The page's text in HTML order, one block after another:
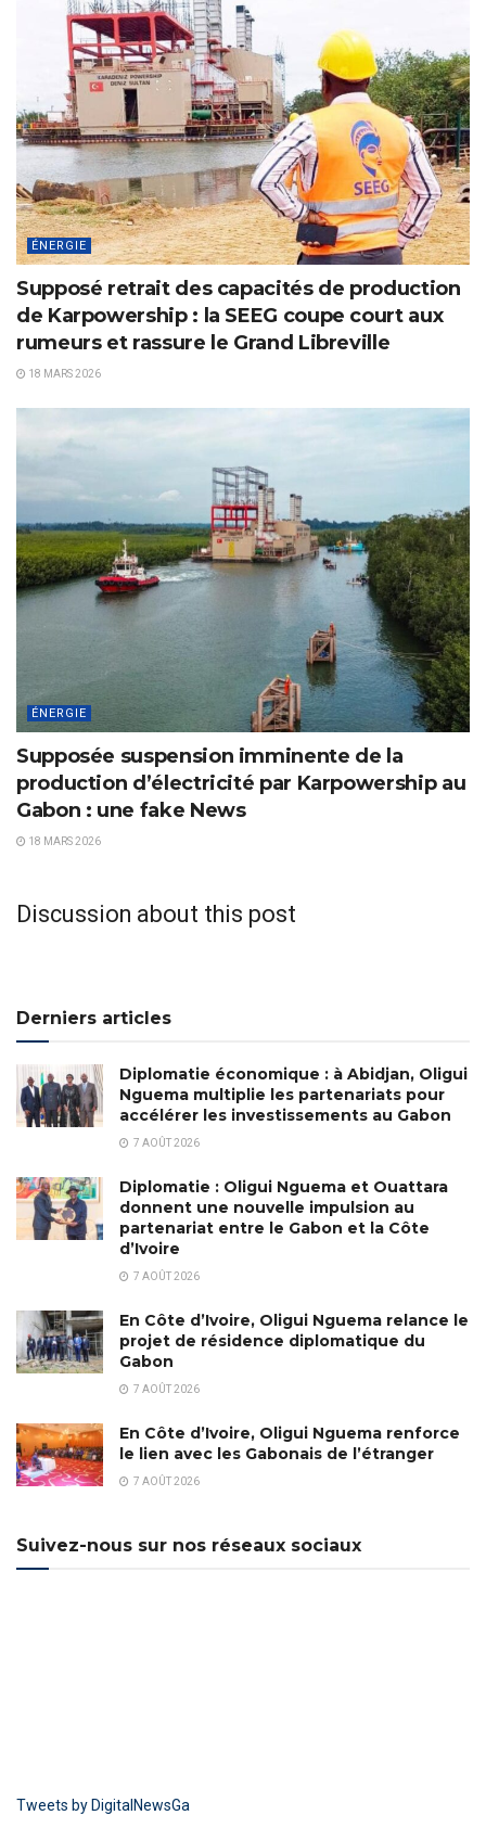
ÉNERGIE
Supposé retrait des capacités de production
de Karpowership : la SEEG coupe court aux
rumeurs et rassure le Grand Libreville
18 MARS 2026
ÉNERGIE
Supposée suspension imminente de la
production d’électricité par Karpowership au
Gabon : une fake News
18 MARS 2026
Discussion about this post
Derniers articles
Diplomatie économique : à Abidjan, Oligui
Nguema multiplie les partenariats pour
accélérer les investissements au Gabon
7 AOÛT 2026
Diplomatie : Oligui Nguema et Ouattara
donnent une nouvelle impulsion au
partenariat entre le Gabon et la Côte
d’Ivoire
7 AOÛT 2026
En Côte d’Ivoire, Oligui Nguema relance le
projet de résidence diplomatique du
Gabon
7 AOÛT 2026
En Côte d’Ivoire, Oligui Nguema renforce
le lien avec les Gabonais de l’étranger
7 AOÛT 2026
Suivez-nous sur nos réseaux sociaux
Tweets by DigitalNewsGa